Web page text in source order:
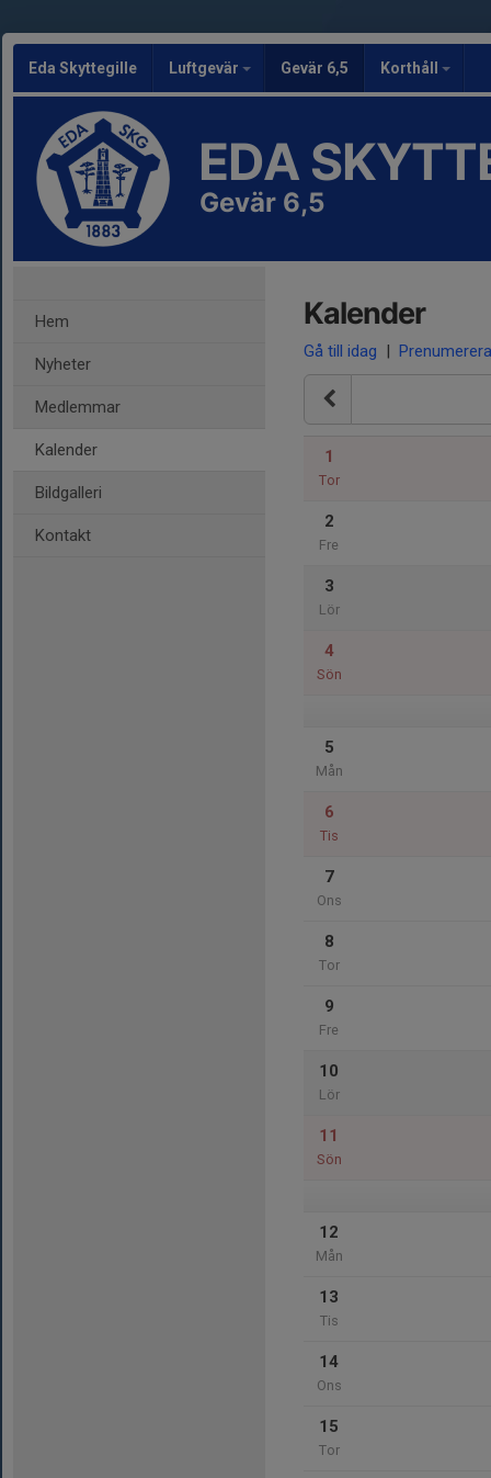
Eda Skyttegille Luftgevär Gevär 6,5 Korthåll
EDA
Gevär 6,5
Hem
Nyheter
Medlemmar
Kalender
Bildgalleri
Kontakt
Kalender
Gå till idag | Prenumerera
1
Tor
2
Fre
3
Lör
4
Sön
5
Mån
6
Tis
7
Ons
8
Tor
9
Fre
10
Lör
11
Sön
12
Mån
13
Tis
14
Ons
15
Tor